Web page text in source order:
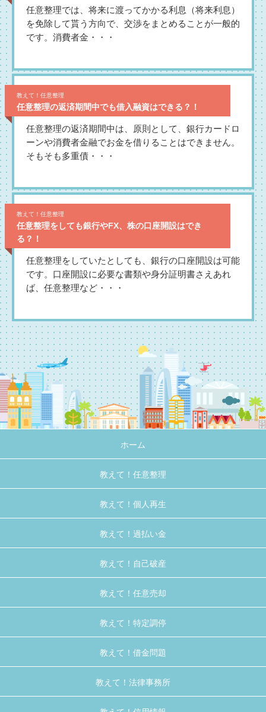
任意整理では、将来に渡ってかかる利息（将来利息）
を免除して貰う方向で、交渉をまとめることが一般的
です。消費者金・・・
教えて！任意整理
任意整理の返済期間中でも借入融資はできる？！
任意整理の返済期間中は、原則として、銀行カードロ
ーンや消費者金融でお金を借りることはできません。
そもそも多重債・・・
教えて！任意整理
任意整理をしても銀行やFX、株の口座開設はでき
る？！
任意整理をしていたとしても、銀行の口座開設は可能
です。口座開設に必要な書類や身分証明書さえあれ
ば、任意整理など・・・
ホーム
教えて！任意整理
教えて！個人再生
教えて！過払い金
教えて！自己破産
教えて！任意売却
教えて！特定調停
教えて！借金問題
教えて！法律事務所